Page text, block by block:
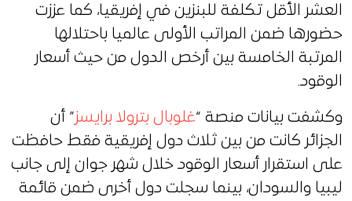
العشر الأقل تكلفة للبنزين في إفريقيا، كما عززت
حضورها ضمن المراتب الأولى عالميا باحتلالها
المرتبة الخامسة بين أرخص الدول من حيث أسعار
الوقود.
وكشفت بيانات منصة “غلوبال بترولا برايسز” أن
الجزائر كانت من بين ثلاث دول إفريقية فقط حافظت
على استقرار أسعار الوقود خلال شهر جوان إلى جانب
ليبيا والسودان، بينما سجلت دول أخرى ضمن قائمة